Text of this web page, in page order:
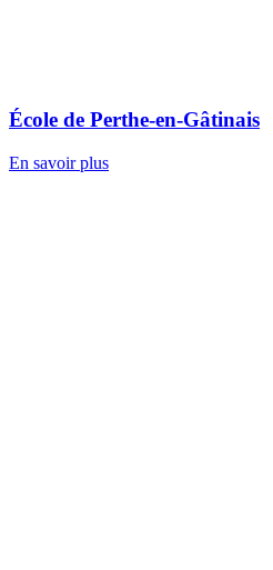
École de Perthe-en-Gâtinais
En savoir plus